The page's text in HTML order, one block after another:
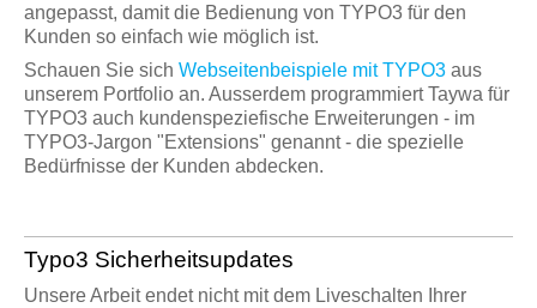
angepasst, damit die Bedienung von TYPO3 für den
Kunden so einfach wie möglich ist.
Schauen Sie sich Webseitenbeispiele mit TYPO3 aus
unserem Portfolio an. Ausserdem programmiert Taywa für
TYPO3 auch kundenspeziefische Erweiterungen - im
TYPO3-Jargon "Extensions" genannt - die spezielle
Bedürfnisse der Kunden abdecken.
Typo3 Sicherheitsupdates
Unsere Arbeit endet nicht mit dem Liveschalten Ihrer